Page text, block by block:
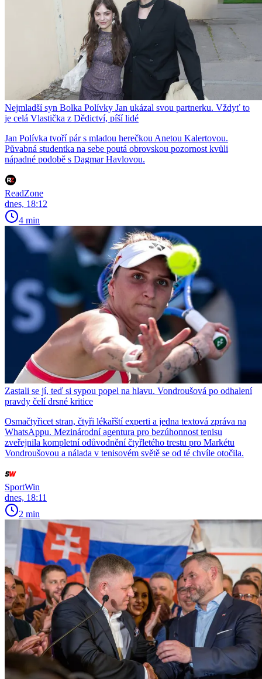
Nejmladší syn Bolka Polívky Jan ukázal svou partnerku. Vždyť to
je celá Vlastička z Dědictví, píší lidé
Jan Polívka tvoří pár s mladou herečkou Anetou Kalertovou.
Půvabná studentka na sebe poutá obrovskou pozornost kvůli
nápadné podobě s Dagmar Havlovou.
ReadZone
dnes, 18:12
4 min
Zastali se jí, teď si sypou popel na hlavu. Vondroušová po odhalení
pravdy čelí drsné kritice
Osmačtyřicet stran, čtyři lékařští experti a jedna textová zpráva na
WhatsAppu. Mezinárodní agentura pro bezúhonnost tenisu
zveřejnila kompletní odůvodnění čtyřletého trestu pro Markétu
Vondroušovou a nálada v tenisovém světě se od té chvíle otočila.
SportWin
dnes, 18:11
2 min